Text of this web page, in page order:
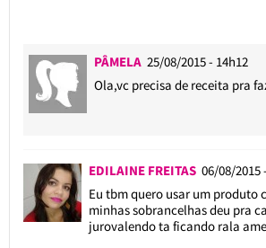
PÂMELA25/08/2015 - 14h12
Ola,vc precisa de receita pra
EDILAINE FREITAS 06/08/2015
Eu tbm quero usar um produto
minhas sobrancelhas deu pra
jurovalendo ta ficando rala